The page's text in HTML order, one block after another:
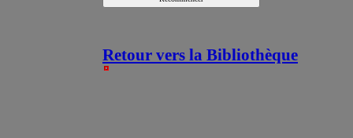
Retour vers la Bibliothèque